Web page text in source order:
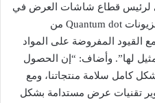
لرئيس قطاع شاشات العرض في
سامسونج إلكترونيكس: “تعتمد تلفزيونات Quantum dot من
القيود المفروضة على المواد
لها”. وأضاف: “إن الحصول
كامل سلامة منتجاتنا، ومع
تقنيات عرض مستدامة بشكل